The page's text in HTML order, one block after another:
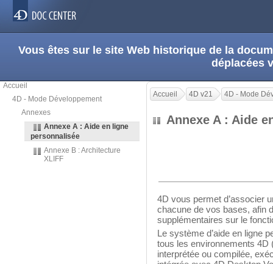
Vous êtes sur le site Web historique de la
déplacées
Accueil
4D - Mode Développement
Annexes
Annexe A : Aide en ligne
personnalisée
Annexe B : Architecture
XLIFF
Accueil 4D v21 4D - Mode
Annexe A : Aide
4D vous permet d’associer
chacune de vos bases, afin
supplémentaires sur le
Le système d’aide en ligne
tous les environnements 4D
interprétée ou compilée,